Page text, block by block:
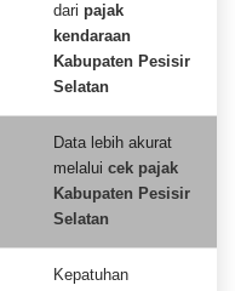
dari pajak
kendaraan
Kabupaten Pesisir
Selatan
Data lebih akurat
melalui cek pajak
Kabupaten Pesisir
Selatan
Kepatuhan